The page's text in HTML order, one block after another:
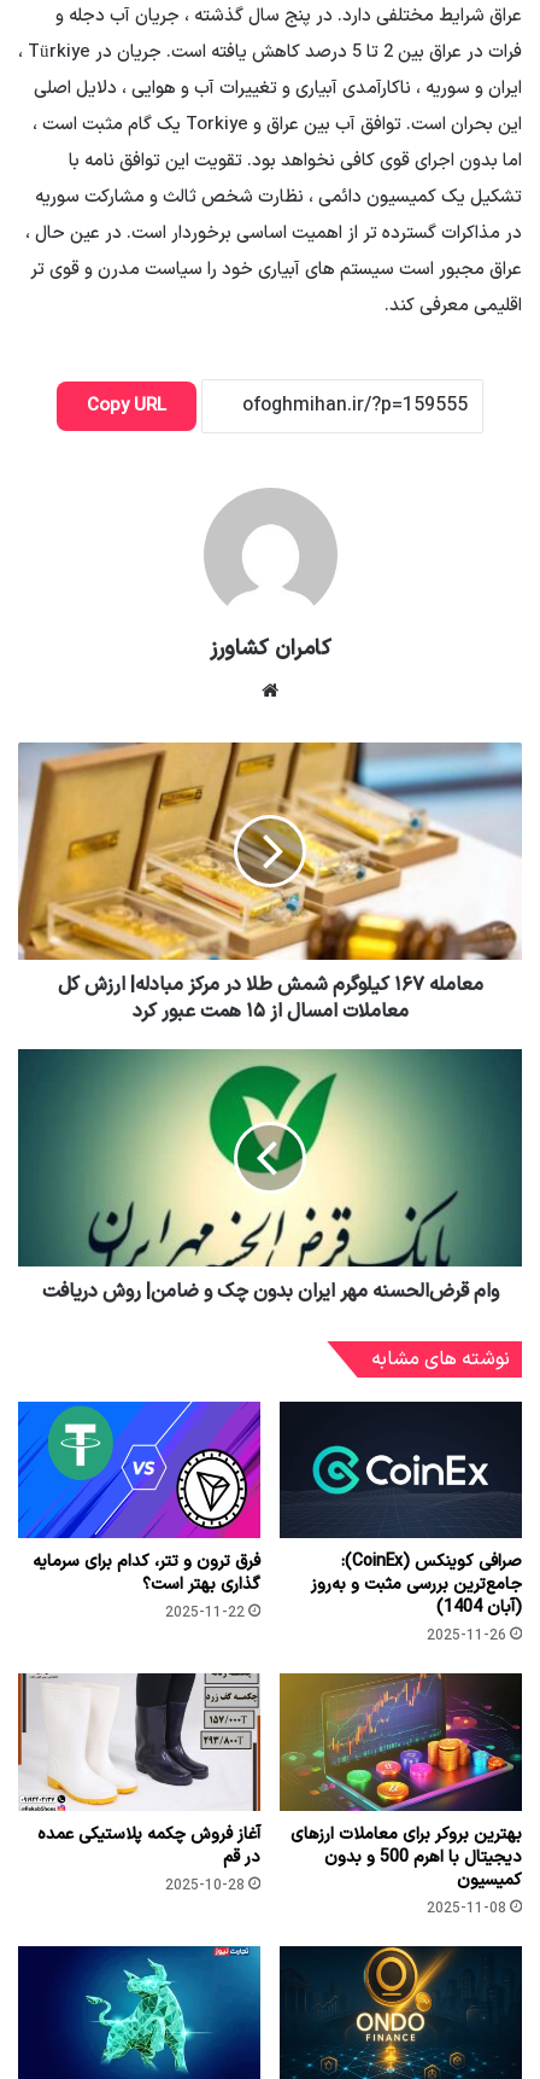
عراق شرایط مختلفی دارد. در پنج سال گذشته ، جریان آب دجله و
فرات در عراق بین 2 تا 5 درصد کاهش یافته است. جریان در Türkiye ،
ایران و سوریه ، ناکارآمدی آبیاری و تغییرات آب و هوایی ، دلایل اصلی
این بحران است. توافق آب بین عراق و Torkiye یک گام مثبت است ،
اما بدون اجرای قوی کافی نخواهد بود. تقویت این توافق نامه با
تشکیل یک کمیسیون دائمی ، نظارت شخص ثالث و مشارکت سوریه
در مذاکرات گسترده تر از اهمیت اساسی برخوردار است. در عین حال ،
عراق مجبور است سیستم های آبیاری خود را سیاست مدرن و قوی تر
اقلیمی معرفی کند.
Copy URL
کامران کشاورز
معامله ۱۶۷ کیلوگرم شمش طلا در مرکز مبادله| ارزش کل
معاملات امسال از ۱۵ همت عبور کرد
وام قرض‌الحسنه مهر ایران بدون چک و ضامن| روش دریافت
نوشته های مشابه
صرافی کوینکس (CoinEx):
جامع‌ترین بررسی مثبت و به‌روز
(آبان 1404)
2025-11-26
فرق ترون و تتر، کدام برای سرمایه
گذاری بهتر است؟
2025-11-22
بهترین بروکر برای معاملات ارزهای
دیجیتال با اهرم 500 و بدون
کمیسیون
2025-11-08
آغاز فروش چکمه پلاستیکی عمده
در قم
2025-10-28